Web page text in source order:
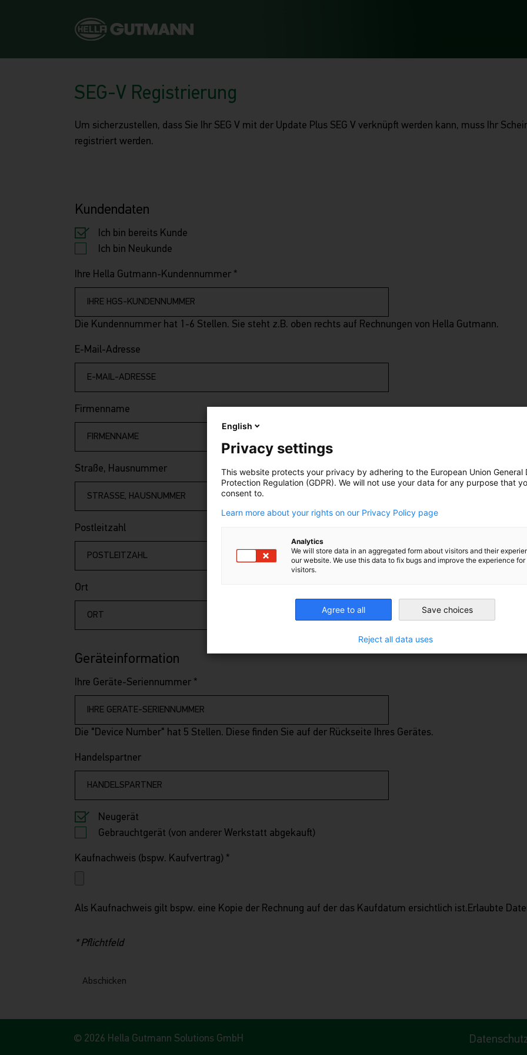
SEG-V Registrierung
Um sicherzustellen, dass Sie Ihr SEG V mit der Update Plus SEG V verknüpft werden kann, muss Ihr
registriert werden.
Kundendaten
Ich bin bereits Kunde
Ich bin Neukunde
Ihre Hella Gutmann-Kundennummer *
Die Kundennummer hat 1-6 Stellen. Sie steht z.B. oben rechts auf Rechnungen von Hella Gutmann.
E-Mail-Adresse
Firmenname
Straße, Hausnummer
Postleitzahl
Ort
Geräteinformation
Ihre Geräte-Seriennummer *
Die "Device Number" hat 5 Stellen. Diese finden Sie auf der Rückseite Ihres Gerätes.
Handelspartner
Neugerät
Gebrauchtgerät (von anderer Werkstatt abgekauft)
Kaufnachweis (bspw. Kaufvertrag) *
Als Kaufnachweis gilt bspw. eine Kopie der Rechnung auf der das Kaufdatum ersichtlich ist.Erlaubte
* Pflichtfeld
Abschicken
© 2026 Hella Gutmann Solutions GmbH
English
Privacy settings
This website protects your privacy by adhering to the European Union General
Protection Regulation (GDPR). We will not use your data for any purpose that
consent to.
Learn more about your rights on our Privacy Policy page
Analytics
We will store data in an aggregated form about visitors and their
our website. We use this data to fix bugs and improve the experience for
visitors.
Agree to all Save choices
Reject all data uses